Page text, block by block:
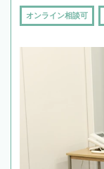
オンライン相談可